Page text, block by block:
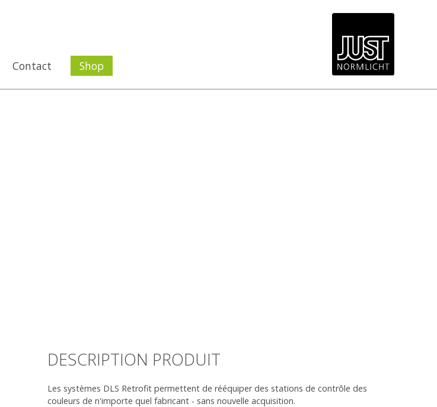
Contact Shop
DESCRIPTION PRODUIT
Les systèmes DLS Retrofit permettent de rééquiper des stations de contrôle des
couleurs de n'importe quel fabricant - sans nouvelle acquisition.